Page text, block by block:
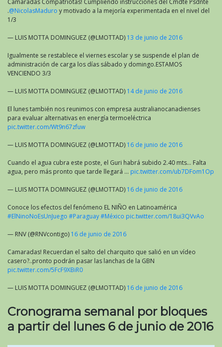
Camaradas Compatriotas! Cumpliendo instrucciones del Cmdte Psdnte
.@NicolasMaduro y motivado a la mejoría experimentada en el nivel del
1/3
— LUIS MOTTA DOMINGUEZ (@LMOTTAD) 13 de junio de 2016
Igualmente se restablece el viernes escolar y se suspende el plan de
administración de carga los días sábado y domingo.ESTAMOS
VENCIENDO 3/3
— LUIS MOTTA DOMINGUEZ (@LMOTTAD) 14 de junio de 2016
El lunes también nos reunimos con empresa australianocanadienses
para evaluar alternativas en energía termoeléctrica
pic.twitter.com/Wt9n67zfuw
— LUIS MOTTA DOMINGUEZ (@LMOTTAD) 16 de junio de 2016
Cuando el agua cubra este poste, el Guri habrá subido 2.40 mts… Falta
agua, pero más pronto que tarde llegará … pic.twitter.com/ub7DFom1Op
— LUIS MOTTA DOMINGUEZ (@LMOTTAD) 16 de junio de 2016
Conoce los efectos del fenómeno EL NIÑO en Latinoamérica
#ElNinoNoEsUnJuego #Paraguay#México pic.twitter.com/18ui3QVvAo
— RNV (@RNVcontigo) 16 de junio de 2016
Camaradas! Recuerdan el salto del charquito que salió en un vídeo
casero?..pronto podrán pasar las lanchas de la GBN
pic.twitter.com/5FcF9XBiR0
— LUIS MOTTA DOMINGUEZ (@LMOTTAD) 16 de junio de 2016
Cronograma semanal por bloques
a partir del lunes 6 de junio de 2016